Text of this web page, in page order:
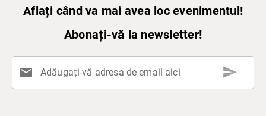
Aflați când va mai avea loc evenimentul!
Abonați-vă la newsletter!
mail Adăugați-vă adresa de email aici send